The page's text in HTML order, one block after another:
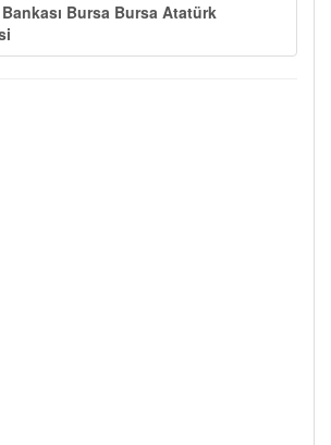
Bursa Bursa Atatürk